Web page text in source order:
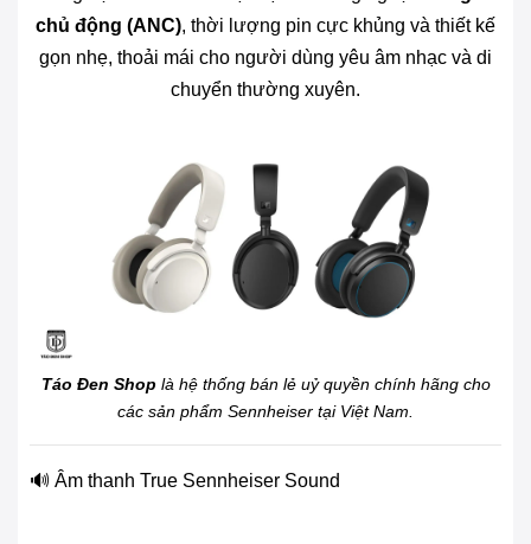
chủ động (ANC), thời lượng pin cực khủng và thiết kế
gọn nhẹ, thoải mái cho người dùng yêu âm nhạc và di
chuyển thường xuyên.
Táo Đen Shop là hệ thống bán lẻ uỷ quyền chính hãng cho
các sản phẩm Sennheiser tại Việt Nam.
🔊 Âm thanh True Sennheiser Sound